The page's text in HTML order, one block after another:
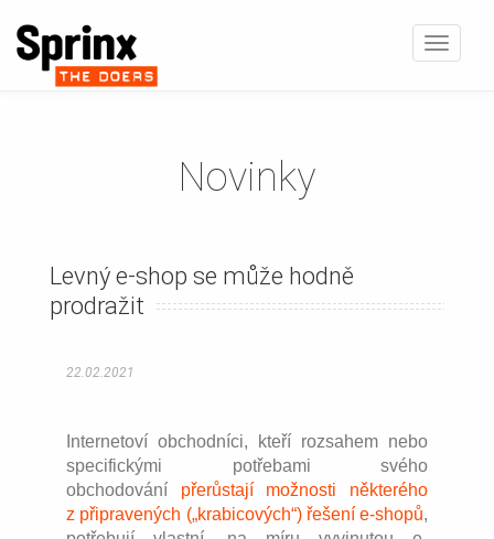
Novinky
Levný e-shop se může hodně
prodražit
22.02.2021
Internetoví obchodníci, kteří rozsahem nebo
specifickými potřebami svého
obchodování přerůstají možnosti některého
z připravených („krabicových“) řešení e-shopů,